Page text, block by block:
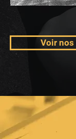
Voir